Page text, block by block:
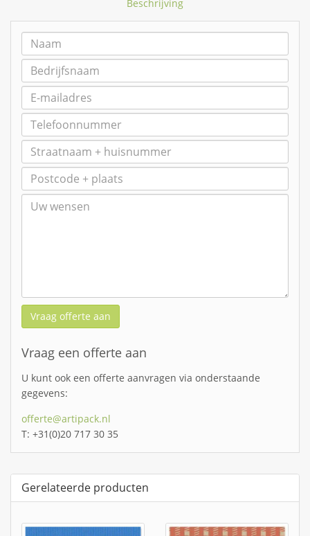
Beschrijving
Vraag offerte aan
Vraag een offerte aan
U kunt ook een offerte aanvragen via onderstaande
gegevens:
offerte@artipack.nl
T: +31(0)20 717 30 35
Gerelateerde producten